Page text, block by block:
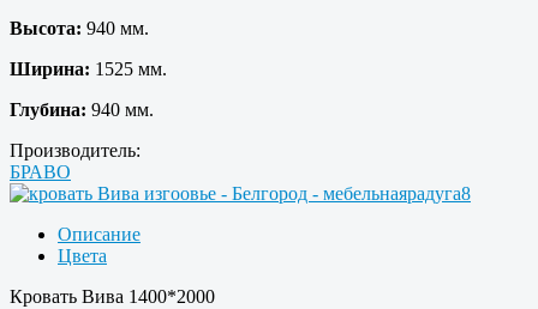
Высота: 940 мм.
Ширина: 1525 мм.
Глубина: 940 мм.
Производитель:
БРАВО
Описание
Цвета
Кровать Вива 1400*2000